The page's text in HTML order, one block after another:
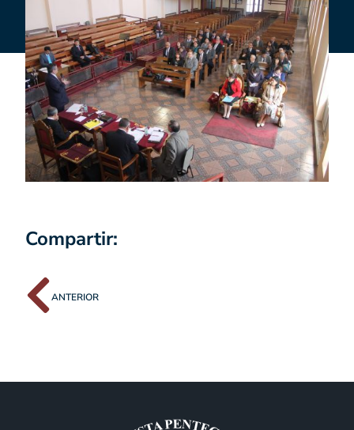
Compartir:
ANTERIOR